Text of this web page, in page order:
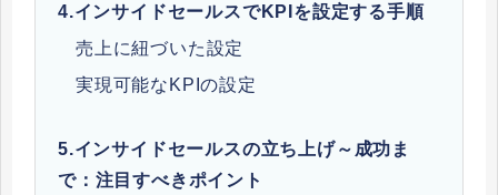
4.インサイドセールスでKPIを設定する手順
売上に紐づいた設定
実現可能なKPIの設定
5.インサイドセールスの立ち上げ～成功ま
で：注目すべきポイント